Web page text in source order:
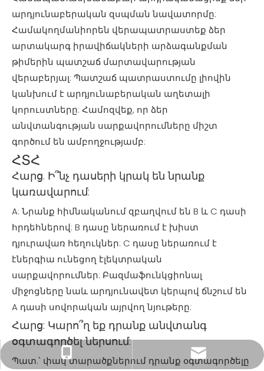
արդյունաբերական զսպման նավատորմը:
Համակողմանիորեն վերապատրաստեք ձեր
արտակարգ իրավիճակների արձագանքման
թիմերին պատշաճ մարտավարության
վերաբերյալ: Պատշաճ պատրաստումը լիովին
կանխում է արդյունաբերական աղետալի
կորուստները: Համոզվեք, որ ձեր
անվտանգության սարքավորումները միշտ
գործում են ամբողջությամբ:
ՀՏՀ
Հարց. Ի՞նչ դասերի կրակ են նրանք
կառավարում:
A: Նրանք հիմնականում զբաղվում են B և C դասի
հրդեհներով: B դասը ներառում է խիստ
դյուրավառ հեղուկներ: C դասը ներառում է
էներգիա ունեցող էլեկտրական
սարքավորումներ: Բազմաֆունկցիոնալ
միջոցները նաև արդյունավետ կերպով ճնշում են
A դասի սովորական այրվող նյութերը:
Հարց: Կարո՞ղ եք դրանք անվտանգ
օգտագործել ներսում:
Պատ.՝ փակ տարածքներում դրանք օգտագործելը
+86 18225803110
xiny0207@gmail.com